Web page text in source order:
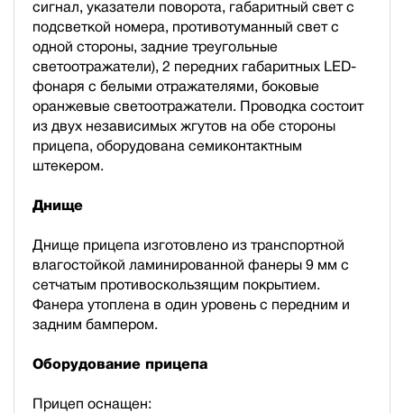
сигнал, указатели поворота, габаритный свет с
подсветкой номера, противотуманный свет с
одной стороны, задние треугольные
светоотражатели), 2 передних габаритных LED-
фонаря с белыми отражателями, боковые
оранжевые светоотражатели. Проводка состоит
из двух независимых жгутов на обе стороны
прицепа, оборудована семиконтактным
штекером.
Днище
Днище прицепа изготовлено из транспортной
влагостойкой ламинированной фанеры 9 мм с
сетчатым противоскользящим покрытием.
Фанера утоплена в один уровень с передним и
задним бампером.
Оборудование прицепа
Прицеп оснащен: